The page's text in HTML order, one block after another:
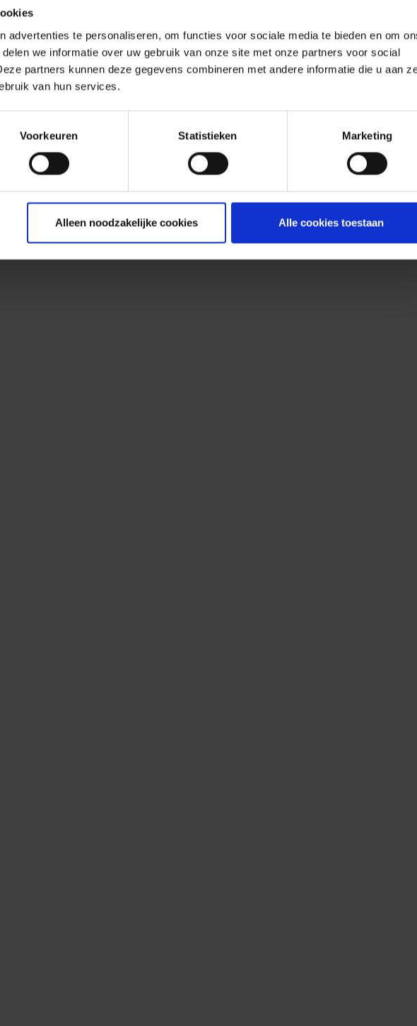
advertenties te personaliseren, om functies voor sociale media te bieden en om
delen we informatie over uw gebruik van onze site met onze partners voor social
partners kunnen deze gegevens combineren met andere informatie die u aan
van hun services.
Voorkeuren Statistieken Marketing
Alleen noodzakelijke cookies Alle cookies toestaan